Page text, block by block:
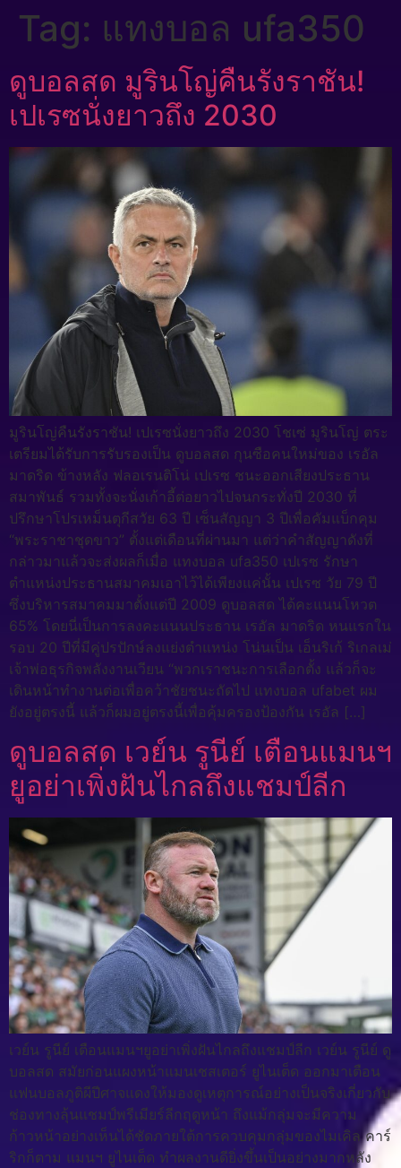
Tag: แทงบอล ufa350
ดูบอลสด มูรินโญ่คืนรังราชัน!
เปเรซนั่งยาวถึง 2030
มูรินโญ่คืนรังราชัน! เปเรซนั่งยาวถึง 2030 โชเซ่ มูรินโญ่ ตระ
เตรียมได้รับการรับรองเป็น ดูบอลสด กุนซือคนใหม่ของ เรอัล
มาดริด ข้างหลัง ฟลอเรนติโน่ เปเรซ ชนะออกเสียงประธาน
สมาพันธ์ รวมทั้งจะนั่งเก้าอี้ต่อยาวไปจนกระทั่งปี 2030 ที่
ปรึกษาโปรเหม็นตุกีสวัย 63 ปี เซ็นสัญญา 3 ปีเพื่อคัมแบ็กคุม
“พระราชาชุดขาว” ตั้งแต่เดือนที่ผ่านมา แต่ว่าคำสัญญาดังที่
กล่าวมาแล้วจะส่งผลก็เมื่อ แทงบอล ufa350 เปเรซ รักษา
ตำแหน่งประธานสมาคมเอาไว้ได้เพียงแค่นั้น เปเรซ วัย 79 ปี
ซึ่งบริหารสมาคมมาตั้งแต่ปี 2009 ดูบอลสด ได้คะแนนโหวต
65% โดยนี่เป็นการลงคะแนนประธาน เรอัล มาดริด หนแรกใน
รอบ 20 ปีที่มีคู่ปรปักษ์ลงแย่งตำแหน่ง โน่นเป็น เอ็นริเก้ ริเกลเม่
เจ้าพ่อธุรกิจพลังงานเวียน “พวกเราชนะการเลือกตั้ง แล้วก็จะ
เดินหน้าทำงานต่อเพื่อคว้าชัยชนะถัดไป แทงบอล ufabet ผม
ยังอยู่ตรงนี้ แล้วก็ผมอยู่ตรงนี้เพื่อคุ้มครองป้องกัน เรอัล […]
ดูบอลสด เวย์น รูนีย์ เตือนแมนฯ
ยูอย่าเพิ่งฝันไกลถึงแชมป์ลีก
เวย์น รูนีย์ เตือนแมนฯยูอย่าเพิ่งฝันไกลถึงแชมป์ลีก เวย์น รูนีย์ ดู
บอลสด สมัยก่อนแผงหน้าแมนเชสเตอร์ ยูไนเต็ด ออกมาเตือน
แฟนบอลภูติผีปีศาจแดงให้มองดูเหตุการณ์อย่างเป็นจริงเกี่ยวกับ
ช่องทางลุ้นแชมป์พรีเมียร์ลีกฤดูหน้า ถึงแม้กลุ่มจะมีความ
ก้าวหน้าอย่างเห็นได้ชัดภายใต้การควบคุมกลุ่มของไมเคิล คาร์
ริกก็ตาม แมนฯ ยูไนเต็ด ทำผลงานดียิ่งขึ้นเป็นอย่างมากหลัง